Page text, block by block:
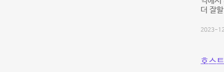
더 잘
2023-
호스